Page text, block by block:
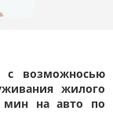
с возможносью
жилого
на авто по